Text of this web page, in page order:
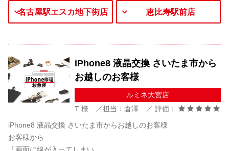
名古屋駅エスカ地下街店 恵比寿駅前店
iPhone8 液晶交換 さいたま市から
お越しのお客様
ルミネ大宮店
T 様 ／担当：倉澤 ／ 評価：
iPhone8 液晶交換 さいたま市からお越しのお客様
お客様から